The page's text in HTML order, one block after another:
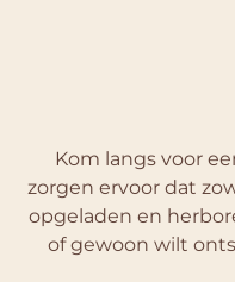
Kom langs voor
zorgen ervoor dat
opgeladen en
of gewoon wilt